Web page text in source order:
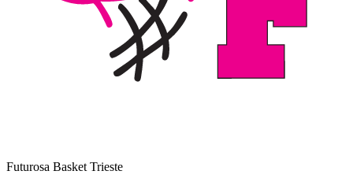
Futurosa Basket Trieste